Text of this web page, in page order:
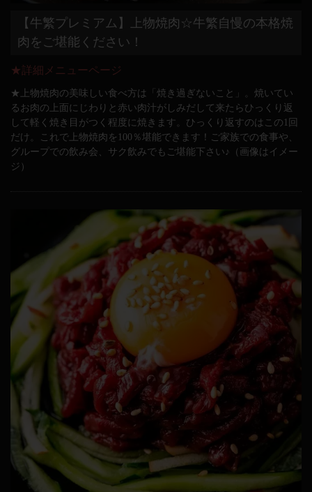
【牛繁プレミアム】上物焼肉☆牛繁自慢の本格焼
肉をご堪能ください！
★詳細メニューページ
★上物焼肉の美味しい食べ方は「焼き過ぎないこと」。焼いてい
るお肉の上面にじわりと赤い肉汁がしみだして来たらひっくり返
して軽く焼き目がつく程度に焼きます。ひっくり返すのはこの1回
だけ。これで上物焼肉を100％堪能できます！ご家族での食事や、
グループでの飲み会、サク飲みでもご堪能下さい♪（画像はイメー
ジ）